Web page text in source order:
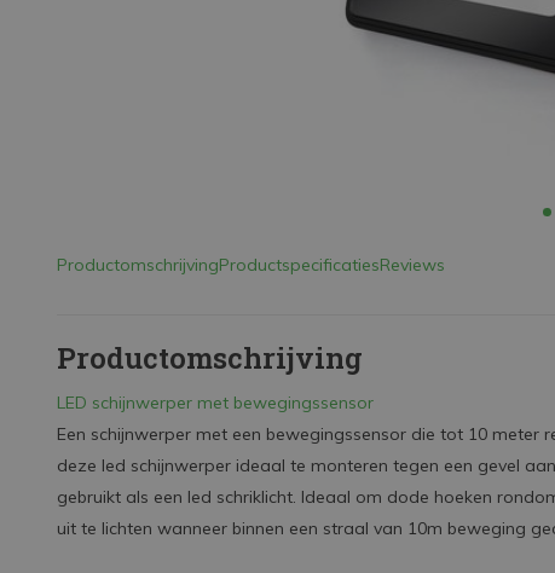
ProductomschrijvingProductspecificatiesReviews
Productomschrijving
LED schijnwerper met bewegingssensor
Een schijnwerper met een bewegingssensor die tot 10 meter
deze led schijnwerper ideaal te monteren tegen een gevel
gebruikt als een led schriklicht. Ideaal om dode hoeken
uit te lichten wanneer binnen een straal van 10m beweging